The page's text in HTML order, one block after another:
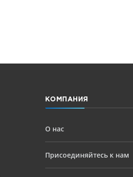
КОМПАНИЯ
О нас
Присоединяйтесь к нам